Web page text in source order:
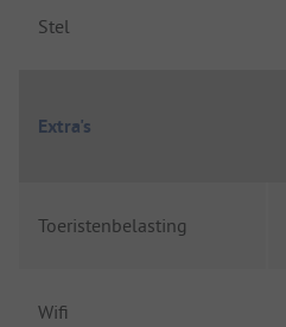
Stel
Extra's
Toeristenbelasting
Wifi